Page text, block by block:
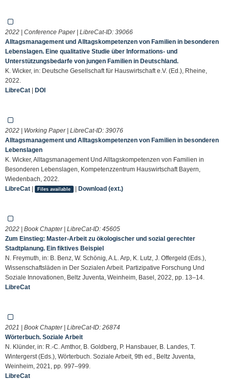
2022 | Conference Paper | LibreCat-ID: 39066
Alltagsmanagement und Alltagskompetenzen von Familien in besonderen
Lebenslagen. Eine qualitative Studie über Informations- und
Unterstützungsbedarfe von jungen Familien in Deutschland.
K. Wicker, in: Deutsche Gesellschaft für Hauswirtschaft e.V. (Ed.), Rheine,
2022.
LibreCat | DOI
2022 | Working Paper | LibreCat-ID: 39076
Alltagsmanagement und Alltagskompetenzen von Familien in besonderen
Lebenslagen
K. Wicker, Alltagsmanagement Und Alltagskompetenzen von Familien in
Besonderen Lebenslagen, Kompetenzzentrum Hauswirtschaft Bayern,
Wiedenbach, 2022.
LibreCat | Files available | Download (ext.)
2022 | Book Chapter | LibreCat-ID: 45605
Zum Einstieg: Master-Arbeit zu ökologischer und sozial gerechter
Stadtplanung. Ein fiktives Beispiel
N. Freymuth, in: B. Benz, W. Schönig, A.L. Arp, K. Lutz, J. Offergeld (Eds.),
Wissenschaftsläden in Der Sozialen Arbeit. Partizipative Forschung Und
Soziale Innovationen, Beltz Juventa, Weinheim, Basel, 2022, pp. 13–14.
LibreCat
2021 | Book Chapter | LibreCat-ID: 26874
Wörterbuch. Soziale Arbeit
N. Klünder, in: R.-C. Amthor, B. Goldberg, P. Hansbauer, B. Landes, T.
Wintergerst (Eds.), Wörterbuch. Soziale Arbeit, 9th ed., Beltz Juventa,
Weinheim, 2021, pp. 997–999.
LibreCat